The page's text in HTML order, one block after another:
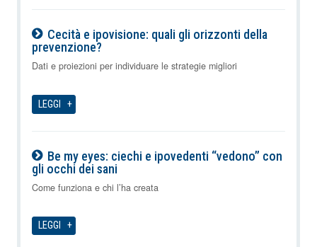
Cecità e ipovisione: quali gli orizzonti della
prevenzione?
06-08-2026
Dati e proiezioni per individuare le strategie migliori
LEGGI
Be my eyes: ciechi e ipovedenti “vedono” con
gli occhi dei sani
06-08-2026
Come funziona e chi l’ha creata
LEGGI